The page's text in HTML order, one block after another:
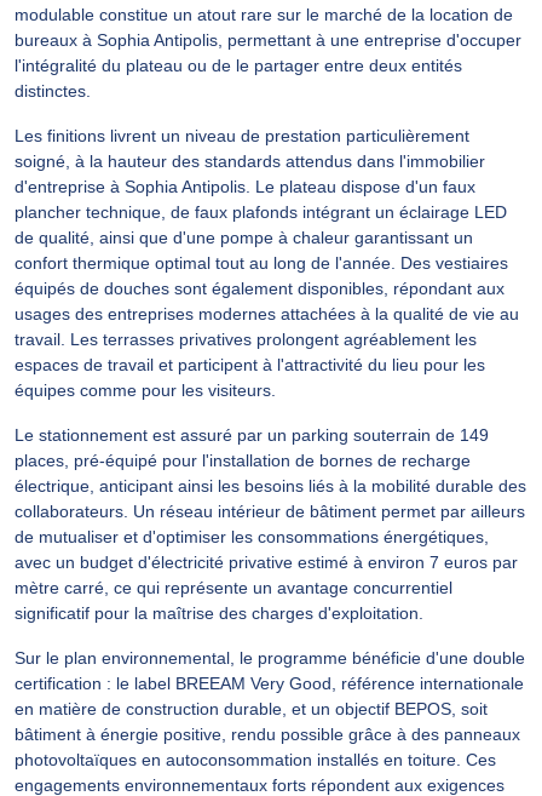
modulable constitue un atout rare sur le marché de la location de
bureaux à Sophia Antipolis, permettant à une entreprise d'occuper
l'intégralité du plateau ou de le partager entre deux entités
distinctes.
Les finitions livrent un niveau de prestation particulièrement
soigné, à la hauteur des standards attendus dans l'immobilier
d'entreprise à Sophia Antipolis. Le plateau dispose d'un faux
plancher technique, de faux plafonds intégrant un éclairage LED
de qualité, ainsi que d'une pompe à chaleur garantissant un
confort thermique optimal tout au long de l'année. Des vestiaires
équipés de douches sont également disponibles, répondant aux
usages des entreprises modernes attachées à la qualité de vie au
travail. Les terrasses privatives prolongent agréablement les
espaces de travail et participent à l'attractivité du lieu pour les
équipes comme pour les visiteurs.
Le stationnement est assuré par un parking souterrain de 149
places, pré-équipé pour l'installation de bornes de recharge
électrique, anticipant ainsi les besoins liés à la mobilité durable des
collaborateurs. Un réseau intérieur de bâtiment permet par ailleurs
de mutualiser et d'optimiser les consommations énergétiques,
avec un budget d'électricité privative estimé à environ 7 euros par
mètre carré, ce qui représente un avantage concurrentiel
significatif pour la maîtrise des charges d'exploitation.
Sur le plan environnemental, le programme bénéficie d'une double
certification : le label BREEAM Very Good, référence internationale
en matière de construction durable, et un objectif BEPOS, soit
bâtiment à énergie positive, rendu possible grâce à des panneaux
photovoltaïques en autoconsommation installés en toiture. Ces
engagements environnementaux forts répondent aux exigences